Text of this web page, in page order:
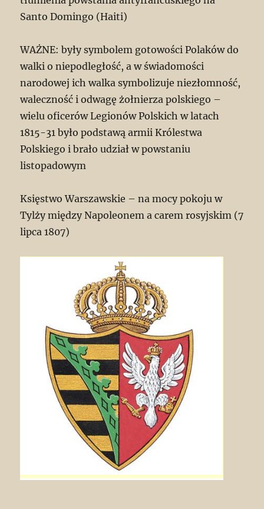
Santo Domingo (Haiti)
WAŻNE: były symbolem gotowości Polaków do
walki o niepodległość, a w świadomości
narodowej ich walka symbolizuje niezłomność,
waleczność i odwagę żołnierza polskiego –
wielu oficerów Legionów Polskich w latach
1815-31 było podstawą armii Królestwa
Polskiego i brało udział w powstaniu
listopadowym
Księstwo Warszawskie – na mocy pokoju w
Tylży między Napoleonem a carem rosyjskim (7
lipca 1807)